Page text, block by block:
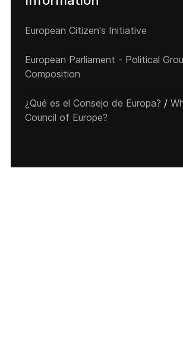
European Citizen's Initiative
European Parliament - Political
Composition
¿Qué es el Consejo de Europa? /
Council of Europe?